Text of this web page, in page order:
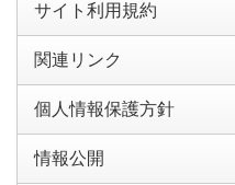
サイト利用規約
関連リンク
個人情報保護方針
情報公開